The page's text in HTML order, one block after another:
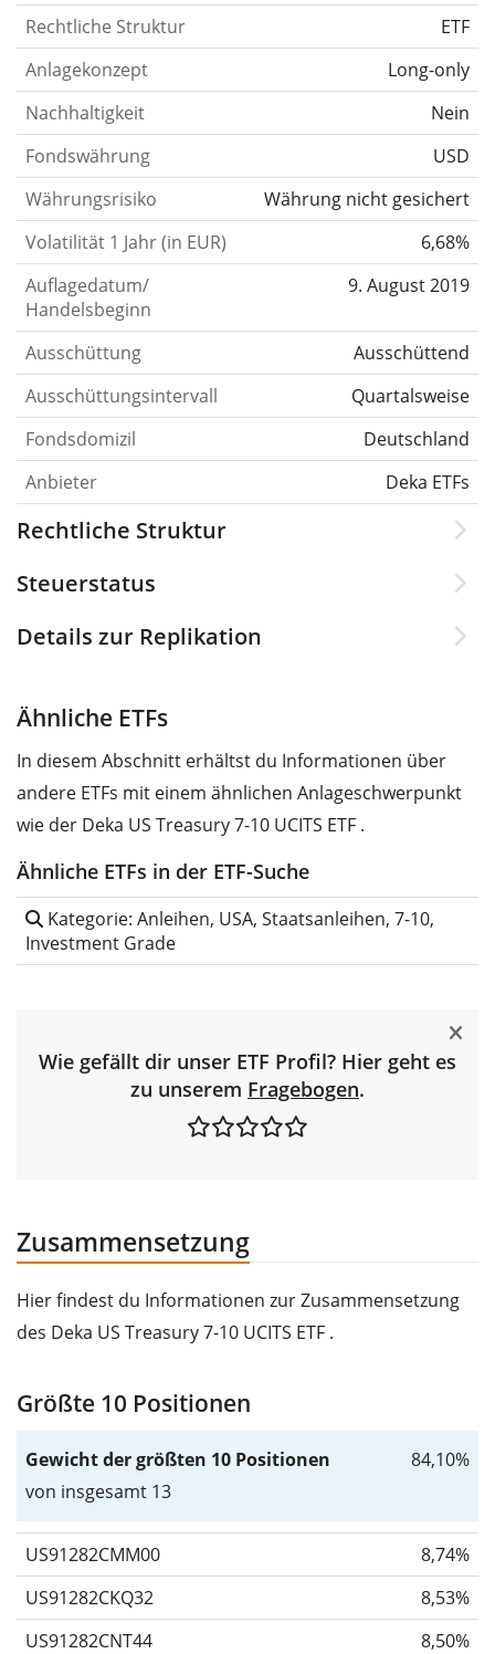
Rechtliche Struktur
ETF
Anlagekonzept
Long-only
Nachhaltigkeit
Nein
Fondswährung
USD
Währungsrisiko
Währung nicht gesichert
Volatilität 1 Jahr (in EUR)
6,68%
Auflagedatum/
Handelsbeginn
9. August 2019
Ausschüttung
Ausschüttend
Ausschüttungsintervall
Quartalsweise
Fondsdomizil
Deutschland
Anbieter
Deka ETFs
Rechtliche Struktur
Steuerstatus
Details zur Replikation
Ähnliche ETFs
In diesem Abschnitt erhältst du Informationen über
andere ETFs mit einem ähnlichen Anlageschwerpunkt
wie der Deka US Treasury 7-10 UCITS ETF .
Ähnliche ETFs in der ETF-Suche
Kategorie: Anleihen, USA, Staatsanleihen, 7-10,
Investment Grade
Wie gefällt dir unser ETF Profil? Hier geht es
zu unserem Fragebogen.
Zusammensetzung
Hier findest du Informationen zur Zusammensetzung
des Deka US Treasury 7-10 UCITS ETF .
Größte 10 Positionen
Gewicht der größten 10 Positionen
von insgesamt 13
84,10%
US91282CMM00
8,74%
US91282CKQ32
8,53%
US91282CNT44
8,50%